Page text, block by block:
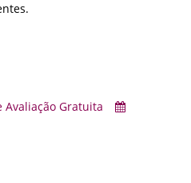
Gratuita